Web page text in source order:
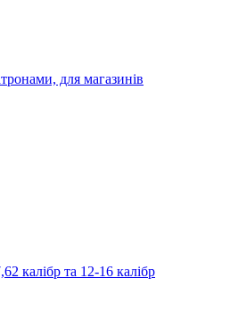
для магазинів
калібр та 12-16 калібр